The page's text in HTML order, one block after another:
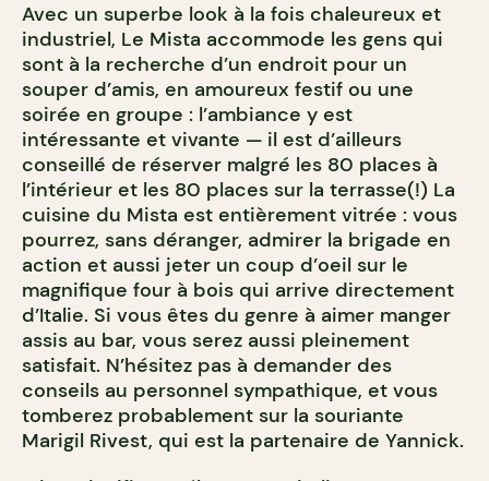
Avec un superbe look à la fois chaleureux et
industriel, Le Mista accommode les gens qui
sont à la recherche d’un endroit pour un
souper d’amis, en amoureux festif ou une
soirée en groupe : l’ambiance y est
intéressante et vivante — il est d’ailleurs
conseillé de réserver malgré les 80 places à
l’intérieur et les 80 places sur la terrasse(!) La
cuisine du Mista est entièrement vitrée : vous
pourrez, sans déranger, admirer la brigade en
action et aussi jeter un coup d’oeil sur le
magnifique four à bois qui arrive directement
d’Italie. Si vous êtes du genre à aimer manger
assis au bar, vous serez aussi pleinement
satisfait. N’hésitez pas à demander des
conseils au personnel sympathique, et vous
tomberez probablement sur la souriante
Marigil Rivest, qui est la partenaire de Yannick.